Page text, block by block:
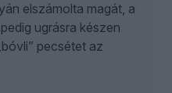
elszámolta magát, a
ugrásra készen
pecsétet az